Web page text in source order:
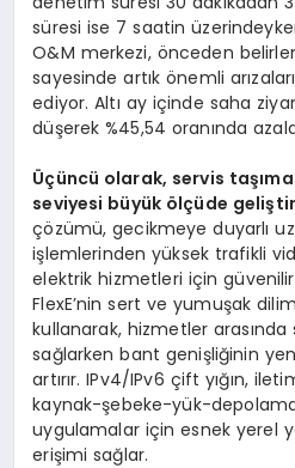
süresi ise 7 saatin
O&M merkezi, önceden
sayesinde artık önemli
ediyor. Altı ay içinde saha
düşerek %45,54 oranında
Üçüncü olarak, servis
seviyesi büyük ölçüde
çözümü, gecikmeye duyarlı
işlemlerinden yüksek trafikli
elektrik hizmetleri için
FlexE’nin sert ve yumuşak
kullanarak, hizmetler
sağlarken bant genişliğinin
artırır. IPv4/IPv6 çift yığın,
kaynak-şebeke-yük-
uygulamalar için esnek yerel
erişimi sağlar.